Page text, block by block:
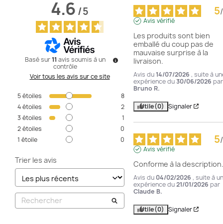
4.6/5
Basé sur11 avis soumis à un
contrôle
Voir tous les avis sur ce site
5étoiles
8
4étoiles
2
3 étoiles
1
2étoiles
0
1 étoile 0
Trier les avis
5/
Avis vérifié
Les produits sont bien
emballé du coup pas de
mauvaise surprise à la
livraison.
Avis du14/07/2026 , suite à
expérience du 30/06/2026 par
Bruno R.
Utile(0) Signaler
5/
Avis vérifié
Conforme à la description.
Avis du 04/02/2026 , suite à
expérience du21/01/2026 par
Claude B.
Utile(0) Signaler